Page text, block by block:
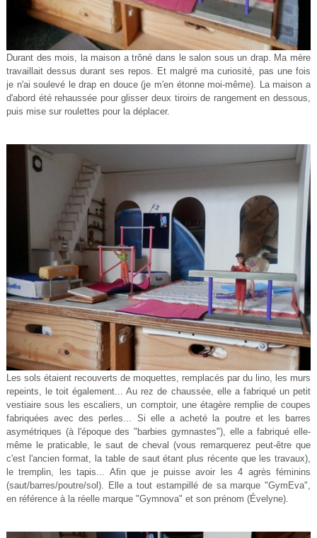
Durant des mois, la maison a trôné dans le salon sous un drap. Ma mère
travaillait dessus durant ses repos. Et malgré ma curiosité, pas une fois
je n'ai soulevé le drap en douce (je m'en étonne moi-même). La maison a
d'abord été rehaussée pour glisser deux tiroirs de rangement en dessous,
puis mise sur roulettes pour la déplacer.
Les sols étaient recouverts de moquettes, remplacés par du lino, les murs
repeints, le toit également... Au rez de chaussée, elle a fabriqué un petit
vestiaire sous les escaliers, un comptoir, une étagère remplie de coupes
fabriquées avec des perles... Si elle a acheté la poutre et les barres
asymétriques (à l'époque des "barbies gymnastes"), elle a fabriqué elle-
même le praticable, le saut de cheval (vous remarquerez peut-être que
c'est l'ancien format, la table de saut étant plus récente que les travaux),
le tremplin, les tapis... Afin que je puisse avoir les 4 agrès féminins
(saut/barres/poutre/sol). Elle a tout estampillé de sa marque "GymEva",
en référence à la réelle marque "Gymnova" et son prénom (Évelyne).